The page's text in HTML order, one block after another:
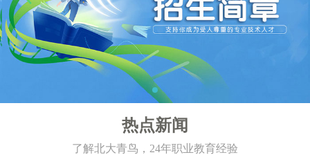
热点新闻
了解北大青鸟，24年职业教育经验